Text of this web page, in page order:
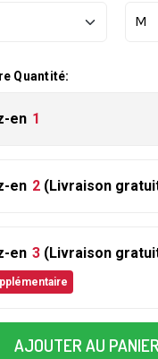
Quantité:
en 1
en 2 (Livraison
en 3 (Livraison
AJOUTER AU PANIER